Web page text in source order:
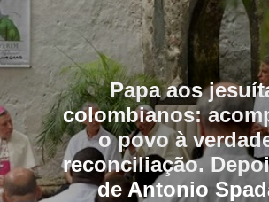
Papa aos
colombianos:
o povo à
reconciliação.
de Antonio